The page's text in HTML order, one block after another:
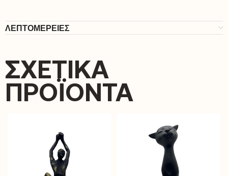
ΛΕΠΤΟΜΕΡΕΙΕΣ
ΣΧΕΤΙΚΆ
ΠΡΟΪΌΝΤΑ